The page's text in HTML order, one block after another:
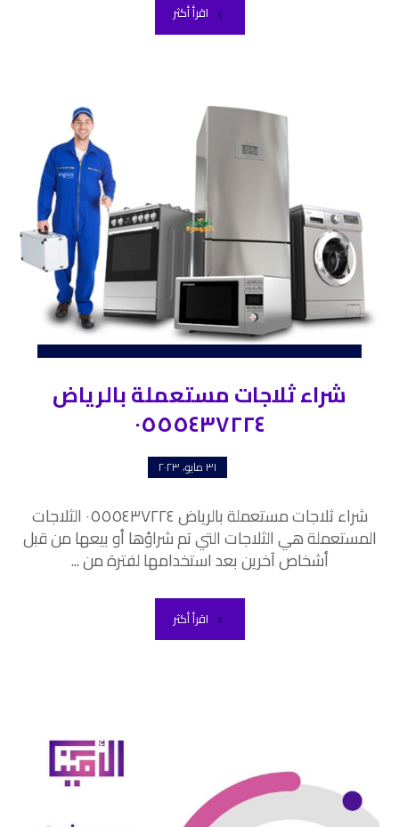
اقرأ أكثر
شراء ثلاجات مستعملة بالرياض
٠٥٥٥٤٣٧٢٢٤
٣١ مايو، ٢٠٢٣
شراء ثلاجات مستعملة بالرياض ٠٥٥٥٤٣٧٢٢٤ الثلاجات
المستعملة هي الثلاجات التي تم شراؤها أو بيعها من قبل
أشخاص آخرين بعد استخدامها لفترة من ...
اقرأ أكثر